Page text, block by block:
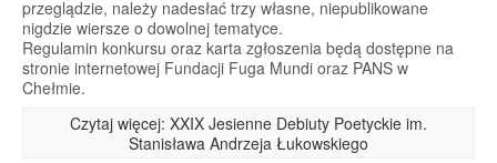
przeglądzie, należy nadesłać trzy własne, niepublikowane
nigdzie wiersze o dowolnej tematyce.
Regulamin konkursu oraz karta zgłoszenia będą dostępne na
stronie internetowej Fundacji Fuga Mundi oraz PANS w
Chełmie.
Czytaj więcej: XXIX Jesienne Debiuty Poetyckie im.
Stanisława Andrzeja Łukowskiego